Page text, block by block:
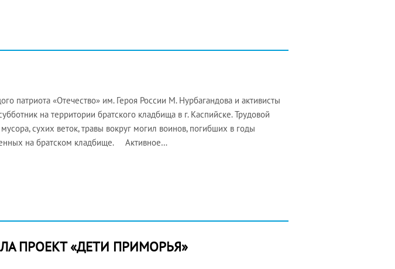
патриота «Отечество» им. Героя России М. Нурбагандова и активисты
на территории братского кладбища в г. Каспийске. Трудовой
сухих веток, травы вокруг могил воинов, погибших в годы
на братском кладбище. Активное…
ПРОЕКТ «ДЕТИ ПРИМОРЬЯ»